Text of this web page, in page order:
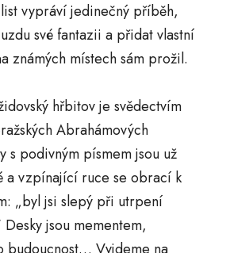
vypráví jedinečný příběh,
své fantazii a přidat vlastní
známých místech sám prožil.
hřbitov je svědectvím
Abrahámových
s podivným písmem jsou už
a vzpínající ruce se obrací k
„byl jsi slepý při utrpení
jsou mementem,